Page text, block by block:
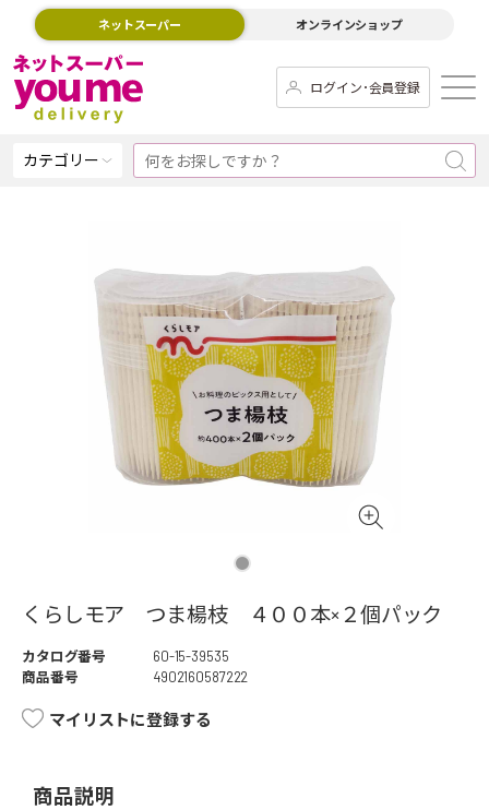
ネットスーパー オンラインショップ
ログイン･会員登録
カテゴリー
くらしモア つま楊枝 ４００本×２個パック
カタログ番号
60-15-39535
商品番号
4902160587222
マイリストに登録する
商品説明